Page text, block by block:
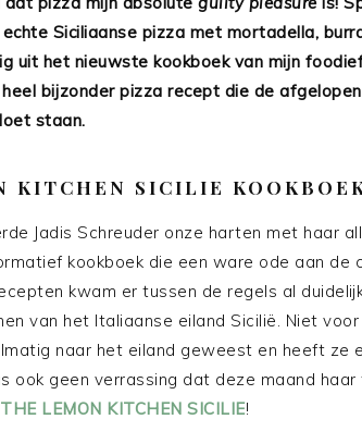
Siciliaanse pizza met mortadella,
uit het nieuwste kookboek van mijn
bijzonder pizza recept die de
staan.
KITCHEN SICILIE
Jadis Schreuder onze harten met haar
kookboek die een ware ode aan de
kwam er tussen de regels al
van het Italiaanse eiland Sicilië. Niet
naar het eiland geweest en heeft ze
ook geen verrassing dat deze maand
THE LEMON KITCHEN SICILIE!